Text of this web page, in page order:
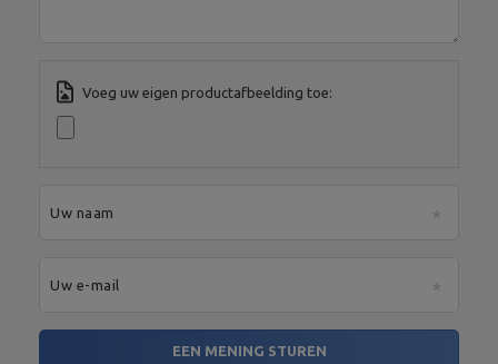
Voeg uw eigen productafbeelding toe:
Uw naam
Uw e-mail
EEN MENING STUREN